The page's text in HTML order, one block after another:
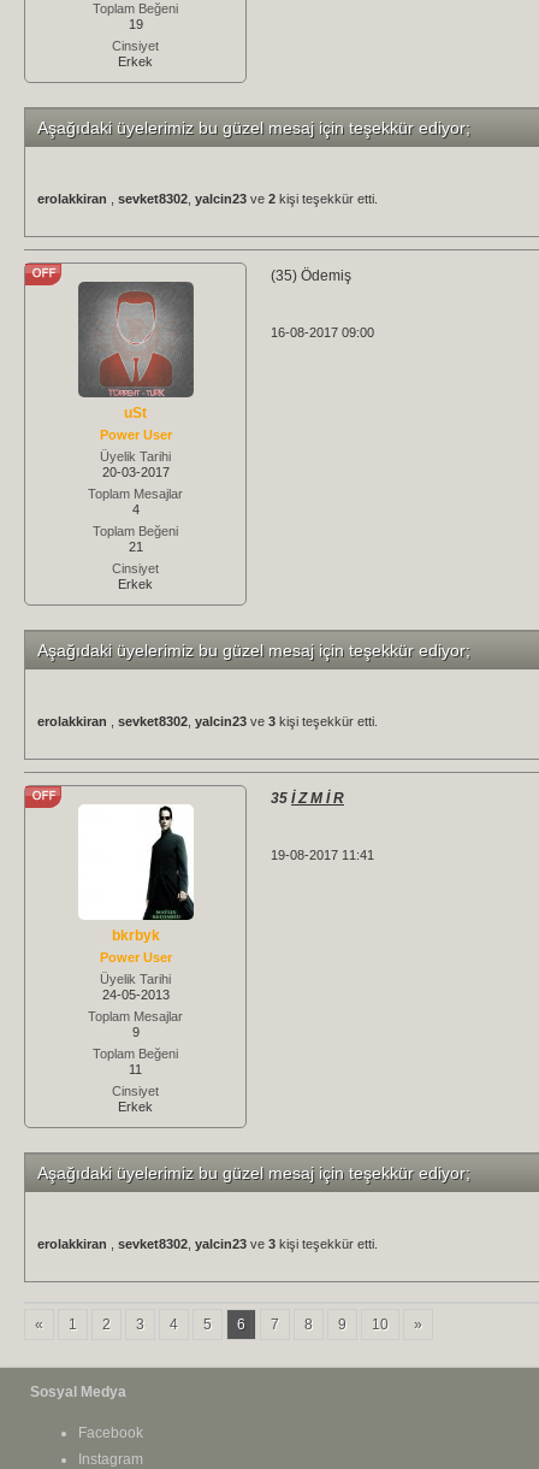
Toplam Beğeni
19
Cinsiyet
Erkek
Aşağıdaki üyelerimiz bu güzel mesaj için teşekkür ediyor;
erolakkiran sevket8302 yalcin23 ve 2 kişi teşekkür etti.
uSt
Power User
Üyelik Tarihi
20-03-2017
Toplam Mesajlar
4
Toplam Beğeni
21
Cinsiyet
Erkek
(35) Ödemiş
16-08-2017 09:00
Aşağıdaki üyelerimiz bu güzel mesaj için teşekkür ediyor;
erolakkiran sevket8302 yalcin23 ve 3 kişi teşekkür etti.
bkrbyk
Power User
Üyelik Tarihi
24-05-2013
Toplam Mesajlar
9
Toplam Beğeni
11
Cinsiyet
Erkek
35 İ Z M İ R
19-08-2017 11:41
Aşağıdaki üyelerimiz bu güzel mesaj için teşekkür ediyor;
erolakkiran sevket8302 yalcin23 ve 3 kişi teşekkür etti.
« 1 2 3 4 5 6 7 8 9 10 »
Sosyal Medya
Facebook
Instagram